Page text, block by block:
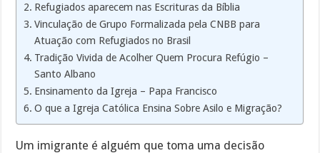
Refugiados aparecem nas Escrituras da Bíblia
Vinculação de Grupo Formalizada pela CNBB para
Atuação com Refugiados no Brasil
Tradição Vivida de Acolher Quem Procura Refúgio –
Santo Albano
Ensinamento da Igreja – Papa Francisco
O que a Igreja Católica Ensina Sobre Asilo e Migração?
Um imigrante é alguém que toma uma decisão